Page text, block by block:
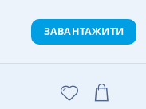
ЗАВАНТАЖИТИ